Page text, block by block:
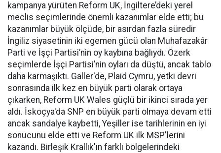
kampanya yürüten Reform UK, İngiltere’deki yerel
meclis seçimlerinde önemli kazanımlar elde etti; bu
kazanımlar büyük ölçüde, bir asırdan fazla süredir
İngiliz siyasetinin iki egemen gücü olan Muhafazakâr
Parti ve İşçi Partisi’nin oy kaybına bağlıydı. Özerk
seçimlerde İşçi Partisi’nin oyları da düştü, ancak tablo
daha karmaşıktı. Galler'de, Plaid Cymru, yetki devri
sonrasında ilk kez en büyük parti olarak ortaya
çıkarken, Reform UK Wales güçlü bir ikinci sırada yer
aldı. İskoçya'da SNP en büyük parti olmaya devam etti
ancak sandalye kaybetti, Yeşiller ise tarihlerinin en iyi
sonucunu elde etti ve Reform UK ilk MSP'lerini
kazandı. Birleşik Krallık'ın farklı bölgelerindeki